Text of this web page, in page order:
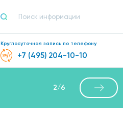
Круглосуточная запись по телефону
+7 (495) 204-10-10
2/6